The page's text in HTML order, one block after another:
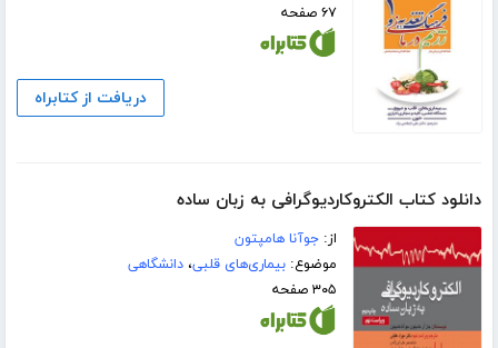
۶۷ صفحه
دریافت از کتابراه
دانلود کتاب الکتروکاردیوگرافی به زبان ساده
از:جوآنا هامپتون
موضوع:بیماری‌های قلبی،دانشگاهی
۳۰۵ صفحه